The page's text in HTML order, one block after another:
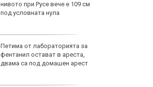
нивото при Русе вече е 109 см
под условната нула
Петима от лабораторията за
фентанил остават в ареста,
двама са под домашен арест